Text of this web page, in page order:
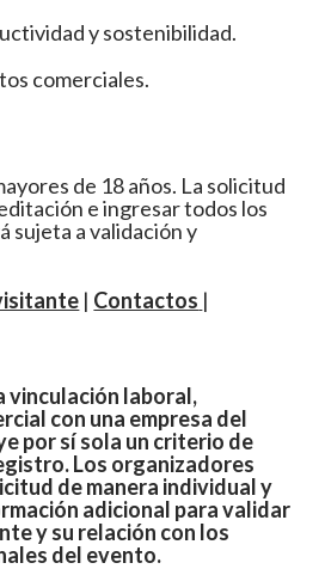
y sostenibilidad.
comerciales.
de 18 años. La solicitud
e ingresar todos los
sujeta a validación y
| Contactos |
vinculación laboral,
con una empresa del
por sí sola un criterio de
Los organizadores
de manera individual y
adicional para validar
y su relación con los
del evento.